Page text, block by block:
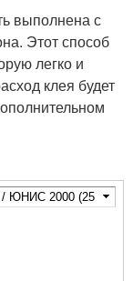
выполнена с
Этот способ
легко и
клея будет